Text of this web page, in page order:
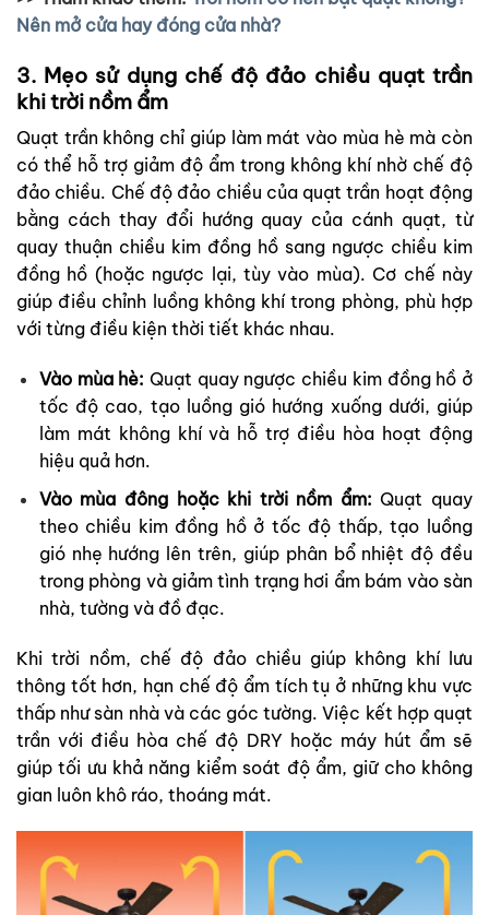
Nên mở cửa hay đóng cửa nhà?
3. Mẹo sử dụng chế độ đảo chiều quạt trần
khi trời nồm ẩm
Quạt trần không chỉ giúp làm mát vào mùa hè mà còn
có thể hỗ trợ giảm độ ẩm trong không khí nhờ chế độ
đảo chiều. Chế độ đảo chiều của quạt trần hoạt động
bằng cách thay đổi hướng quay của cánh quạt, từ
quay thuận chiều kim đồng hồ sang ngược chiều kim
đồng hồ (hoặc ngược lại, tùy vào mùa). Cơ chế này
giúp điều chỉnh luồng không khí trong phòng, phù hợp
với từng điều kiện thời tiết khác nhau.
Vào mùa hè: Quạt quay ngược chiều kim đồng hồ ở
tốc độ cao, tạo luồng gió hướng xuống dưới, giúp
làm mát không khí và hỗ trợ điều hòa hoạt động
hiệu quả hơn.
Vào mùa đông hoặc khi trời nồm ẩm: Quạt quay
theo chiều kim đồng hồ ở tốc độ thấp, tạo luồng
gió nhẹ hướng lên trên, giúp phân bổ nhiệt độ đều
trong phòng và giảm tình trạng hơi ẩm bám vào sàn
nhà, tường và đồ đạc.
Khi trời nồm, chế độ đảo chiều giúp không khí lưu
thông tốt hơn, hạn chế độ ẩm tích tụ ở những khu vực
thấp như sàn nhà và các góc tường. Việc kết hợp quạt
trần với điều hòa chế độ DRY hoặc máy hút ẩm sẽ
giúp tối ưu khả năng kiểm soát độ ẩm, giữ cho không
gian luôn khô ráo, thoáng mát.